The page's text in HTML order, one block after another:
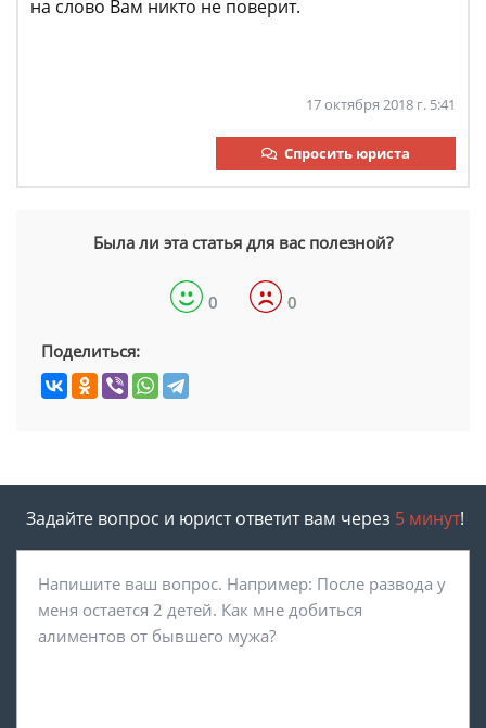
на слово Вам никто не поверит.
17 октября 2018 г. 5:41
Спросить юриста
Была ли эта статья для вас полезной?
0 0
Поделиться:
Задайте вопрос и юрист ответит вам через 5 минут!